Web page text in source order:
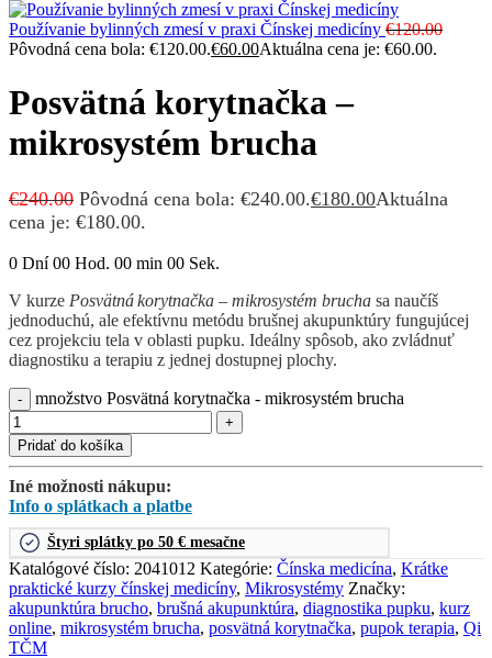
Používanie bylinných zmesí v praxi Čínskej medicíny €120.00
Pôvodná cena bola: €120.00.€60.00Aktuálna cena je: €60.00.
Posvätná korytnačka –
mikrosystém brucha
€240.00 Pôvodná cena bola: €240.00.€180.00Aktuálna
cena je: €180.00.
0 Dní00 Hod. 00 min 00 Sek.
V kurze Posvätná korytnačka – mikrosystém brucha sa naučíš
jednoduchú, ale efektívnu metódu brušnej akupunktúry fungujúcej
cez projekciu tela v oblasti pupku. Ideálny spôsob, ako zvládnuť
diagnostiku a terapiu z jednej dostupnej plochy.
množstvo Posvätná korytnačka - mikrosystém brucha
Pridať do košíka
Iné možnosti nákupu:
Info o splátkach a platbe
Štyri splátky po 50 € mesačne
Katalógové číslo: 2041012 Kategórie: Čínska medicína, Krátke
praktické kurzy čínskej medicíny, Mikrosystémy Značky:
akupunktúra brucho, brušná akupunktúra, diagnostika pupku, kurz
online, mikrosystém brucha, posvätná korytnačka, pupok terapia, Qi
TČM